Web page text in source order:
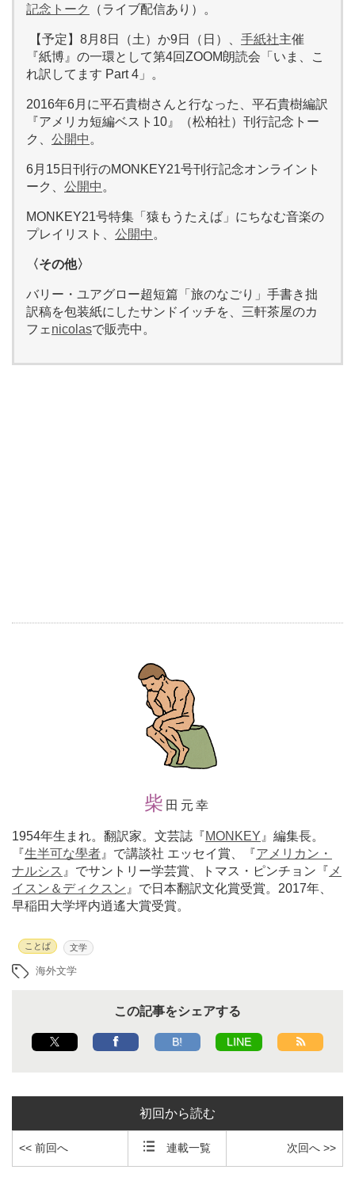
記念トーク
（ライブ配信あり）。
【予定】8月8日（土）か9日（日）、 手紙社主催
『紙博』の一環として第4回ZOOM朗読会「いま、こ
れ訳してます Part 4」。
2016年6月に平石貴樹さんと行なった、平石貴樹編訳
『アメリカ短編ベスト10』（松柏社）刊行記念トー
ク、 公開中 。
6月15日刊行のMONKEY21号刊行記念オンライント
ーク、 公開中 。
MONKEY21号特集「猿もうたえば」にちなむ音楽の
プレイリスト、 公開中 。
〈その他〉
バリー・ユアグロー超短篇「旅のなごり」手書き拙
訳稿を包装紙にしたサンドイッチを、三軒茶屋のカ
フェ nicolasで販売中。
柴 田元幸
1954年生まれ。翻訳家。文芸誌『 MONKEY』編集長。
『 生半可な學者』で講談社 エッセイ賞、『 アメリカン・
ナルシス 』でサントリー学芸賞、トマス・ピンチョン『 メ
イスン＆ディクスン』で日本翻訳文化賞受賞。2017年、
早稲田大学坪内逍遙大賞受賞。
ことば 文学
海外文学
この記事をシェアする
B! LINE
初回から読む
<< 前回へ 連載一覧 次回へ >>